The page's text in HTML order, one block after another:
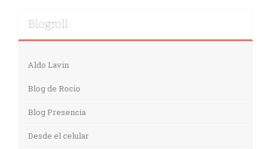
Blogroll
Aldo Lavin
Blog de Rocio
Blog Presencia
Desde el celular